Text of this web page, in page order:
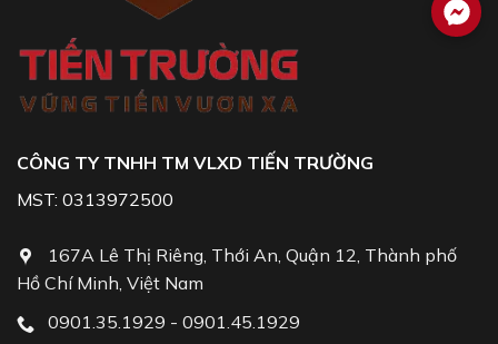
CÔNG TY TNHH TM VLXD TIẾN TRƯỜNG
MST: 0313972500
167A Lê Thị Riêng, Thới An, Quận 12, Thành phố
Hồ Chí Minh, Việt Nam
0901.35.1929 - 0901.45.1929